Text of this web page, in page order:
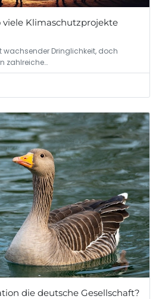
Klimaschutzprojekte
wachsender Dringlichkeit, doch
zahlreiche…
die deutsche Gesellschaft?